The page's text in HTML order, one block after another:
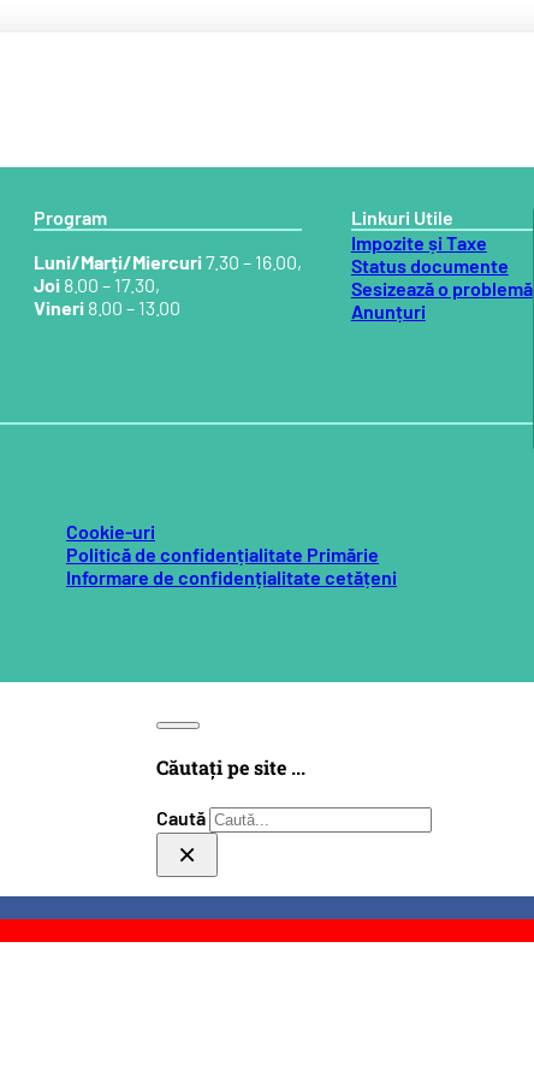
Căutați pe site ...
Caută
×
Program
Luni/Marți/Miercuri7.30 – 16.00,
Joi8.00 – 17.30,
Vineri8.00 – 13.00
Linkuri Utile
Impozite și Taxe
Status documente
Sesizează o problemă
Anunțuri
Cookie-uri
Politică de confidențialitate Primărie
Informare de confidențialitate cetățeni